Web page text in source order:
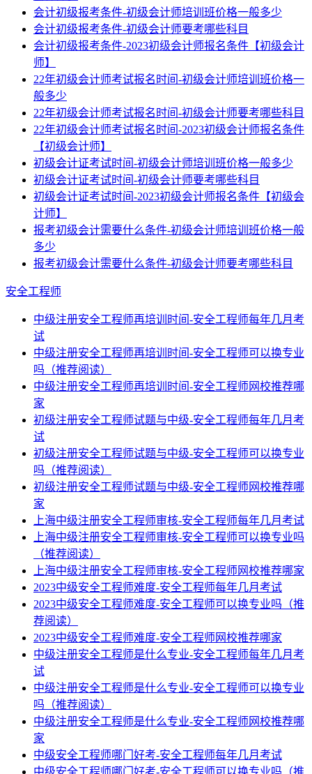
会计初级报考条件-初级会计师培训班价格一般多少
会计初级报考条件-初级会计师要考哪些科目
会计初级报考条件-2023初级会计师报名条件【初级会计
师】
22年初级会计师考试报名时间-初级会计师培训班价格一
般多少
22年初级会计师考试报名时间-初级会计师要考哪些科目
22年初级会计师考试报名时间-2023初级会计师报名条件
【初级会计师】
初级会计证考试时间-初级会计师培训班价格一般多少
初级会计证考试时间-初级会计师要考哪些科目
初级会计证考试时间-2023初级会计师报名条件【初级会
计师】
报考初级会计需要什么条件-初级会计师培训班价格一般
多少
报考初级会计需要什么条件-初级会计师要考哪些科目
安全工程师
中级注册安全工程师再培训时间-安全工程师每年几月考
试
中级注册安全工程师再培训时间-安全工程师可以换专业
吗（推荐阅读）
中级注册安全工程师再培训时间-安全工程师网校推荐哪
家
初级注册安全工程师试题与中级-安全工程师每年几月考
试
初级注册安全工程师试题与中级-安全工程师可以换专业
吗（推荐阅读）
初级注册安全工程师试题与中级-安全工程师网校推荐哪
家
上海中级注册安全工程师审核-安全工程师每年几月考试
上海中级注册安全工程师审核-安全工程师可以换专业吗
（推荐阅读）
上海中级注册安全工程师审核-安全工程师网校推荐哪家
2023中级安全工程师难度-安全工程师每年几月考试
2023中级安全工程师难度-安全工程师可以换专业吗（推
荐阅读）
2023中级安全工程师难度-安全工程师网校推荐哪家
中级注册安全工程师是什么专业-安全工程师每年几月考
试
中级注册安全工程师是什么专业-安全工程师可以换专业
吗（推荐阅读）
中级注册安全工程师是什么专业-安全工程师网校推荐哪
家
中级安全工程师哪门好考-安全工程师每年几月考试
中级安全工程师哪门好考-安全工程师可以换专业吗（推